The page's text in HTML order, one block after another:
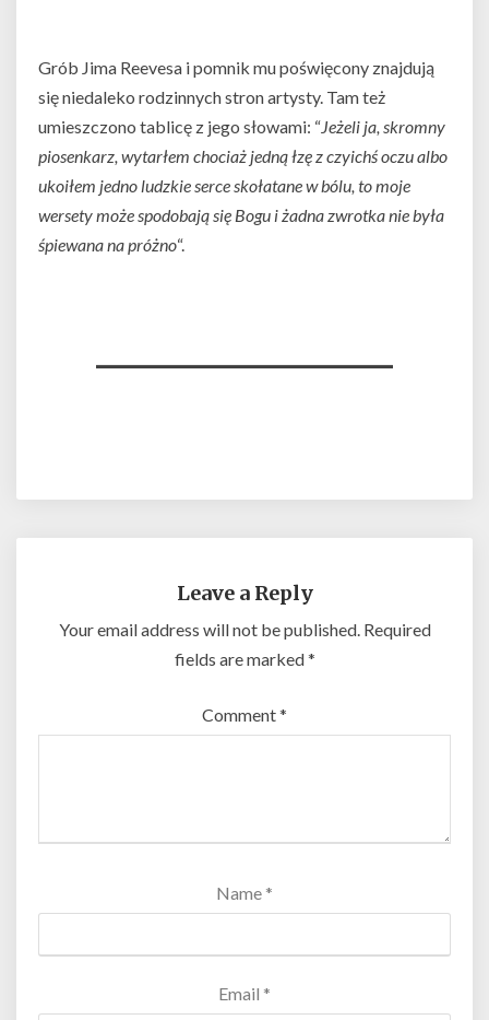
Grób Jima Reevesa i pomnik mu poświęcony znajdują
się niedaleko rodzinnych stron artysty. Tam też
umieszczono tablicę z jego słowami: “Jeżeli ja, skromny
piosenkarz, wytarłem chociaż jedną łzę z czyichś oczu albo
ukoiłem jedno ludzkie serce skołatane w bólu, to moje
wersety może spodobają się Bogu i żadna zwrotka nie była
śpiewana na próżno“.
Leave a Reply
Your email address will not be published. Required
fields are marked*
Comment*
Name *
Email *